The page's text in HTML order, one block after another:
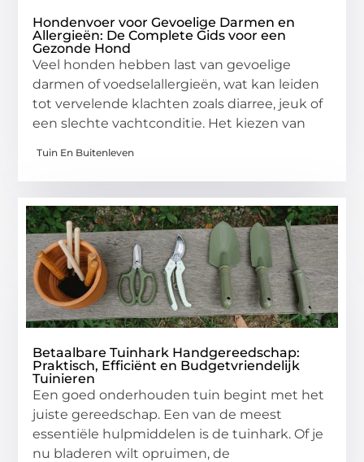
Hondenvoer voor Gevoelige Darmen en
Allergieën: De Complete Gids voor een
Gezonde Hond
Veel honden hebben last van gevoelige
darmen of voedselallergieën, wat kan leiden
tot vervelende klachten zoals diarree, jeuk of
een slechte vachtconditie. Het kiezen van
Tuin En Buitenleven
Betaalbare Tuinhark Handgereedschap:
Praktisch, Efficiënt en Budgetvriendelijk
Tuinieren
Een goed onderhouden tuin begint met het
juiste gereedschap. Een van de meest
essentiële hulpmiddelen is de tuinhark. Of je
nu bladeren wilt opruimen, de